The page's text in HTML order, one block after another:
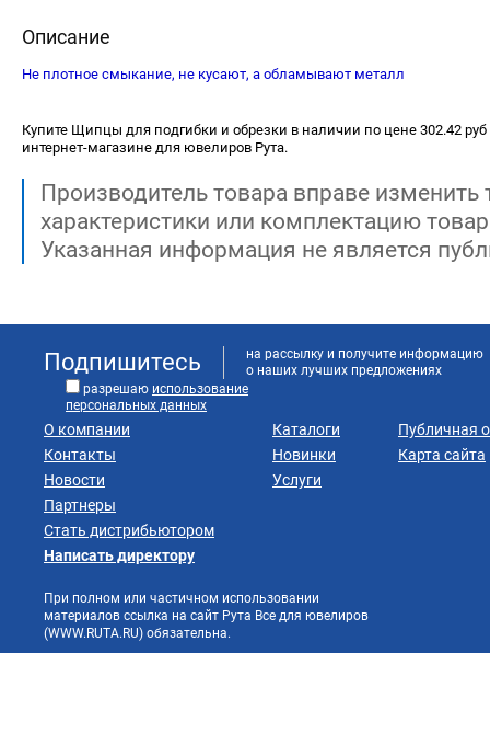
Описание
Не плотное смыкание, не кусают, а обламывают металл
Купите Щипцы для подгибки и обрезки в наличии по цене 302.42 руб
интернет-магазине для ювелиров Рута.
Производитель товара вправе изменить
характеристики или комплектацию
Указанная информация не является
Подпишитесь
на рассылку и получите информацию
о наших лучших предложениях
разрешаю использование
персональных данных
О компании
Контакты
Новости
Партнеры
Стать дистрибьютором
Каталоги
Новинки
Услуги
Публичная
Карта сайта
Написать директору
При полном или частичном использовании
материалов ссылка на сайт Рута Все для ювелиров
(WWW.RUTA.RU) обязательна.